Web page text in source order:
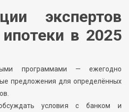
экспертов
в 2025
программами — ежегодно
предложения для определённых
условия с банком и